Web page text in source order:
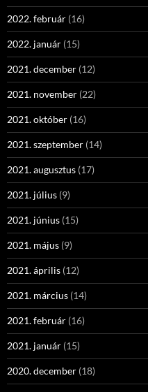
2022. február (16)
2022. január (15)
2021. december (12)
2021. november (22)
2021. október (16)
2021. szeptember (14)
2021. augusztus (17)
2021. július (9)
2021. június (15)
2021. május (9)
2021. április (12)
2021. március (14)
2021. február (16)
2021. január (15)
2020. december (18)